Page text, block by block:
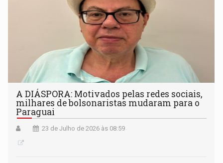
A DIÁSPORA: Motivados pelas redes sociais,
milhares de bolsonaristas mudaram para o
Paraguai
23 de Julho de 2026 às 08:59